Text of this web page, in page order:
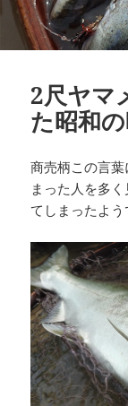
2尺ヤマ
た昭和
商売柄この言
まった人を多
てしまったよう